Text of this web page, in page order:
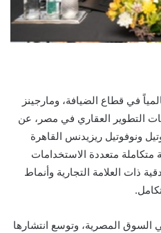
في قطاع الضيافة، ومارجينز
التطوير العقاري في مصر، عن
ونوفوتيل ريزيدنس القاهرة
متعددة الاستخدامات
ذات العلامة التجارية وأنماط
السوق المصرية، وتوسع انتشارها